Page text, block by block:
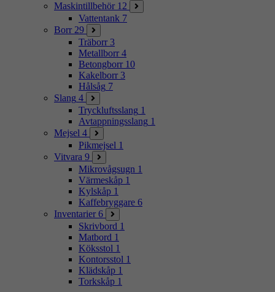
Maskintillbehör 12
Vattentank 7
Borr 29
Träborr 3
Metallborr 4
Betongborr 10
Kakelborr 3
Hålsåg 7
Slang 4
Tryckluftsslang 1
Avtappningsslang 1
Mejsel 4
Pikmejsel 1
Vitvara 9
Mikrovågsugn 1
Värmeskåp 1
Kylskåp 1
Kaffebryggare 6
Inventarier 6
Skrivbord 1
Matbord 1
Köksstol 1
Kontorsstol 1
Klädskåp 1
Torkskåp 1